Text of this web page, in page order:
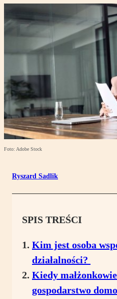
Foto: Adobe Stock
Ryszard Sadlik
SPIS TREŚCI
Kim jest osoba
działalności?
Kiedy
gospodarstwo